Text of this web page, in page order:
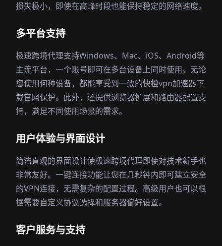
损失极小，即使在高峰时段也能保持稳定的网络速度。
多平台支持
极速跨境代理支持Windows、Mac、iOS、Android等
主流平台，一个账号即可在多台设备上同时使用。无论
您使用何种设备，都能享受到一致的快橙vpn加速器下
载官网保护。此外，还提供浏览器扩展和路由器配置支
持，满足不同使用场景的需求。
用户体验与界面设计
简洁直观的界面设计使极速跨境代理即使对技术新手也
非常友好。一键连接功能让您在几秒钟内即可建立安全
的VPN连接，无需复杂的配置过程。高级用户也可以根
据需要自定义协议选择和服务器偏好设置。
客户服务与支持